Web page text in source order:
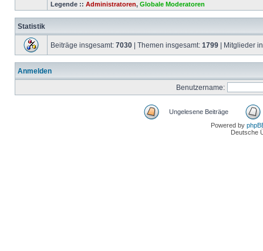
Legende :: Administratoren, Globale Moderatoren
Statistik
Beiträge insgesamt: 7030 | Themen insgesamt: 1799 | Mitglieder
Anmelden
Benutzername:
Ungelesene Beiträge
Powered by
Deutsche